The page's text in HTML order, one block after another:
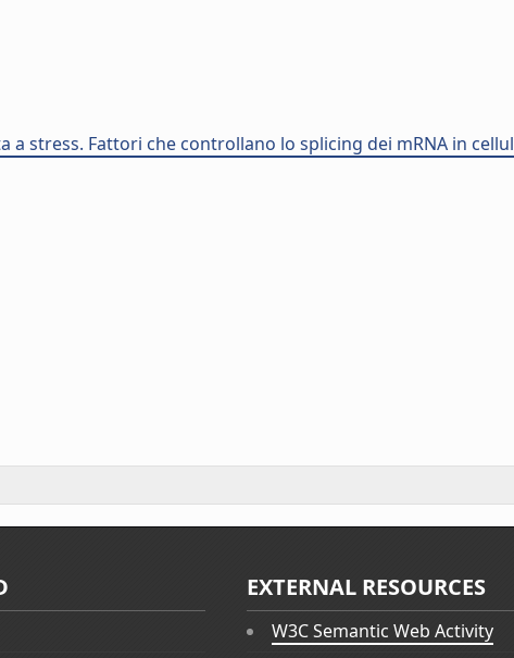
stress. Fattori che controllano lo splicing dei mRNA in
EXTERNAL RESOURCES
W3C Semantic Web Activity